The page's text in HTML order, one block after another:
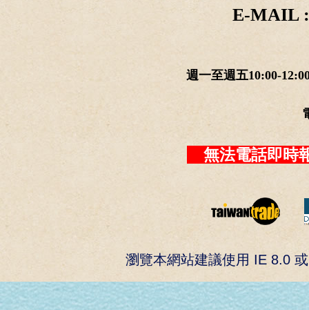
E-MAIL :
週一至週五10:00-
無法電話即
瀏覽本網站建議使用 IE 8.0